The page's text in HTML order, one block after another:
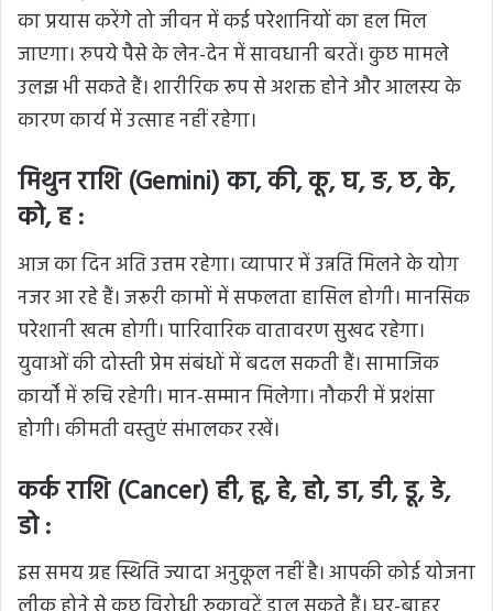
का प्रयास करेंगे तो जीवन में कई परेशानियों का हल मिल
जाएगा। रुपये पैसे के लेन-देन में सावधानी बरतें। कुछ मामले
उलझ भी सकते हैं। शारीरिक रूप से अशक्त होने और आलस्य के
कारण कार्य में उत्साह नहीं रहेगा।
मिथुन राशि (Gemini) का, की, कू, घ, ङ, छ, के,
को, ह :
आज का दिन अति उत्तम रहेगा। व्यापार में उन्नति मिलने के योग
नजर आ रहे हैं। जरूरी कामों में सफलता हासिल होगी। मानसिक
परेशानी खत्म होगी। पारिवारिक वातावरण सुखद रहेगा।
युवाओं की दोस्ती प्रेम संबंधों में बदल सकती हैं। सामाजिक
कार्यों में रुचि रहेगी। मान-सम्मान मिलेगा। नौकरी में प्रशंसा
होगी। कीमती वस्तुएं संभालकर रखें।
कर्क राशि (Cancer) ही, हू, हे, हो, डा, डी, डू, डे,
डो :
इस समय ग्रह स्थिति ज्यादा अनुकूल नहीं है। आपकी कोई योजना